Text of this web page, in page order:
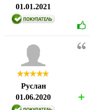
01.01.2021
Руслан
01.06.2020